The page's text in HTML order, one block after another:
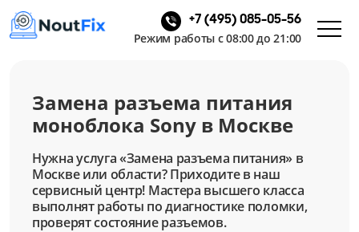
+7 (495) 085-05-56
Режим работы с 08:00 до 21:00
Замена разъема питания
моноблока Sony в Москве
Нужна услуга «Замена разъема питания» в
Москве или области? Приходите в наш
сервисный центр! Мастера высшего класса
выполнят работы по диагностике поломки,
проверят состояние разъемов.